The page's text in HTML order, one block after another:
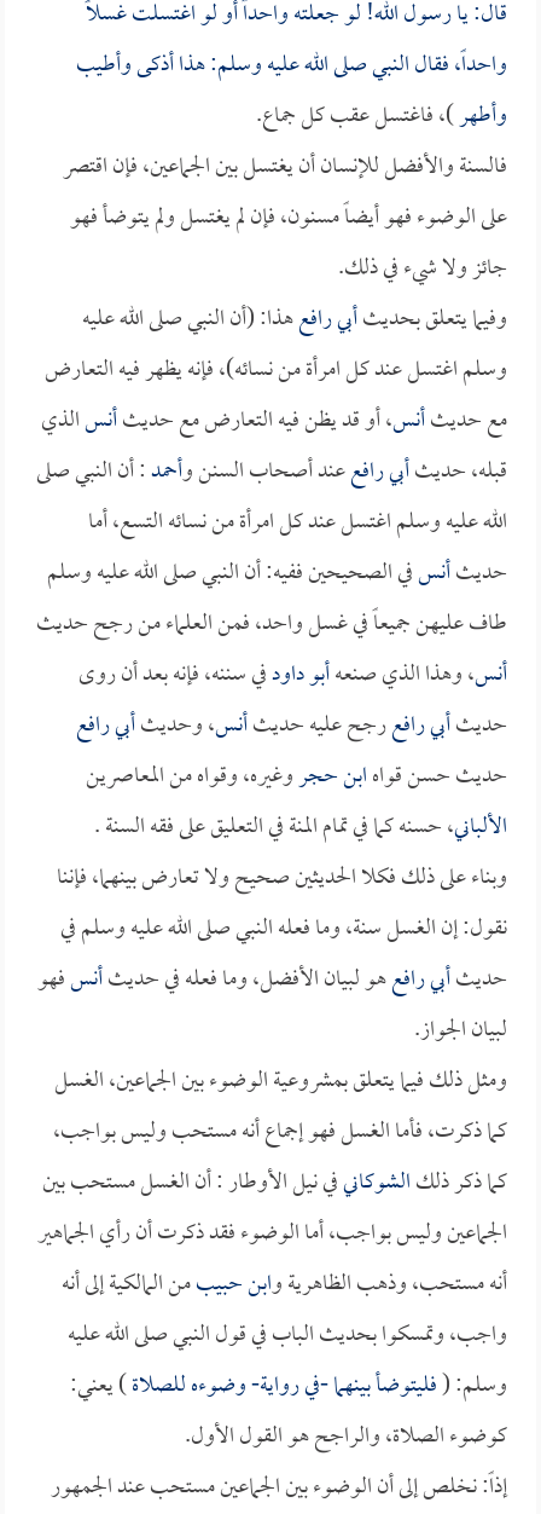
قال: يا رسول الله! لو جعلته واحداً أو لو اغتسلت غسلاً
واحداً، فقال النبي صلى الله عليه وسلم: هذا أذكى وأطيب
وأطهر)، فاغتسل عقب كل جماع.
فالسنة والأفضل للإنسان أن يغتسل بين الجماعين، فإن اقتصر
على الوضوء فهو أيضاً مسنون، فإن لم يغتسل ولم يتوضأ فهو
جائز ولا شيء في ذلك.
وفيما يتعلق بحديثأبي رافعهذا: (أن النبي صلى الله عليه
وسلم اغتسل عند كل امرأة من نسائه)، فإنه يظهر فيه التعارض
مع حديثأنس، أو قد يظن فيه التعارض مع حديثأنسالذي
قبله، حديثأبي رافععند أصحاب السنن وأحمد: أن النبي صلى
الله عليه وسلم اغتسل عند كل امرأة من نسائه التسع، أما
حديثأنسفي الصحيحين ففيه: أن النبي صلى الله عليه وسلم
طاف عليهن جميعاً في غسل واحد، فمن العلماء من رجح حديث
أنس، وهذا الذي صنعهأبو داودفي سننه، فإنه بعد أن روى
حديثأبي رافعرجح عليه حديثأنس، وحديثأبي رافع
حديث حسن قواهابن حجروغيره، وقواه من المعاصرين
الألباني، حسنه كما في تمام المنة في التعليق على فقه السنة .
وبناء على ذلك فكلا الحديثين صحيح ولا تعارض بينهما، فإننا
نقول: إن الغسل سنة، وما فعله النبي صلى الله عليه وسلم في
حديثأبي رافعهو لبيان الأفضل، وما فعله في حديثأنسفهو
لبيان الجواز.
ومثل ذلك فيما يتعلق بمشروعية الوضوء بين الجماعين، الغسل
كما ذكرت، فأما الغسل فهو إجماع أنه مستحب وليس بواجب،
كما ذكر ذلكالشوكانيفي نيل الأوطار : أن الغسل مستحب بين
الجماعين وليس بواجب، أما الوضوء فقد ذكرت أن رأي الجماهير
أنه مستحب، وذهب الظاهرية وابن حبيبمن المالكية إلى أنه
واجب، وتمسكوا بحديث الباب في قول النبي صلى الله عليه
وسلم: (فليتوضأ بينهما -في رواية- وضوءه للصلاة) يعني:
كوضوء الصلاة، والراجح هو القول الأول.
إذاً: نخلص إلى أن الوضوء بين الجماعين مستحب عند الجمهور